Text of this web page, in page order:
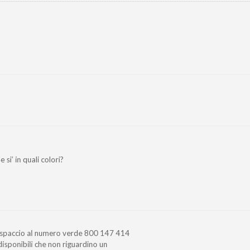
si’ in quali colori?
al numero verde 800 147 414
che non riguardino un